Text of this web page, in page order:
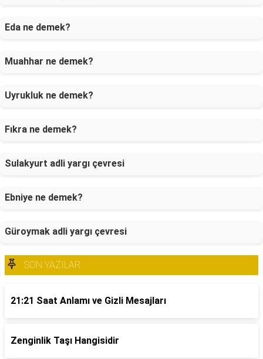
Eda ne demek?
Muahhar ne demek?
Uyrukluk ne demek?
Fıkra ne demek?
Sulakyurt adli yargı çevresi
Ebniye ne demek?
Güroymak adli yargı çevresi
SON YAZILAR
21:21 Saat Anlamı ve Gizli Mesajları
Zenginlik Taşı Hangisidir